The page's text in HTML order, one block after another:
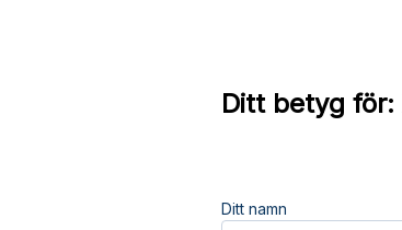
Ditt betyg för:
Ditt namn